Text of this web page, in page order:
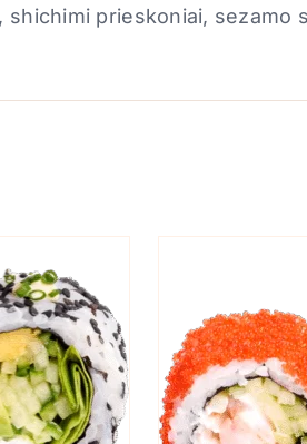
shichimi prieskoniai, sezamo
QUICK VIEW Į